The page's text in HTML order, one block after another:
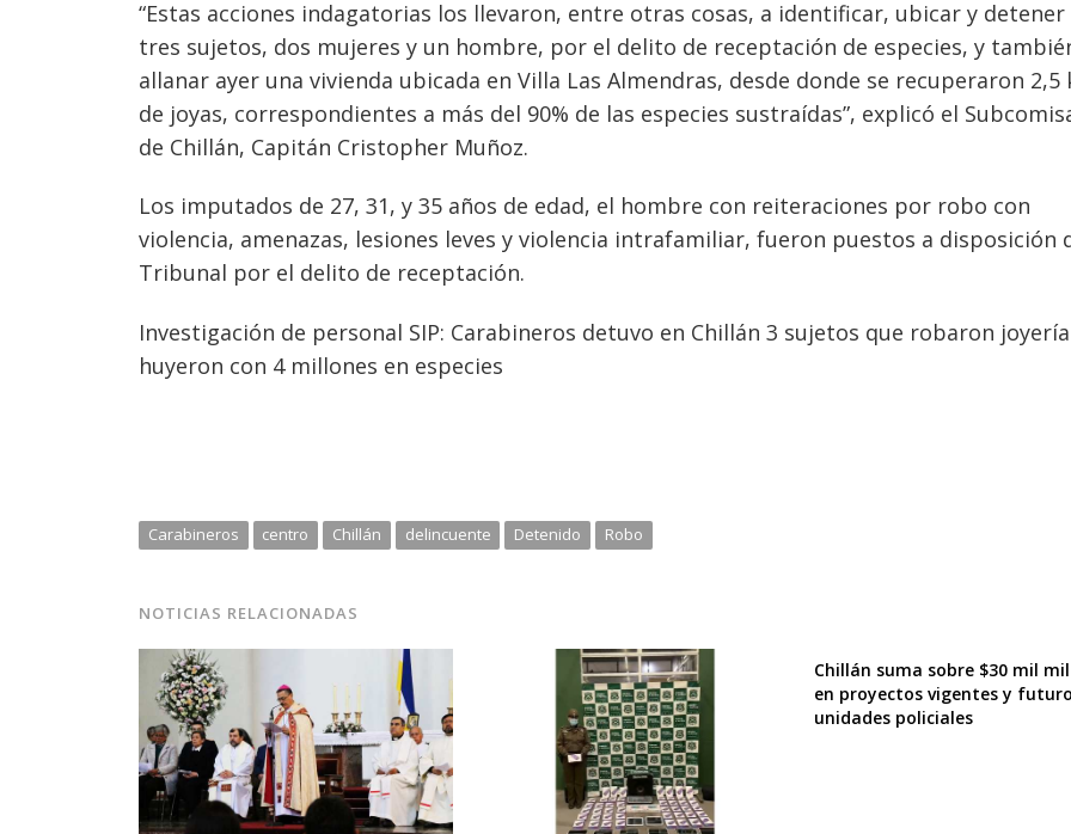
“Estas acciones indagatorias los llevaron, entre otras cosas, a identificar, ubicar y detener
tres sujetos, dos mujeres y un hombre, por el delito de receptación de especies, y
allanar ayer una vivienda ubicada en Villa Las Almendras, desde donde se recuperaron 2,5
de joyas, correspondientes a más del 90% de las especies sustraídas”, explicó el
de Chillán, Capitán Cristopher Muñoz.
Los imputados de 27, 31, y 35 años de edad, el hombre con reiteraciones por robo con
violencia, amenazas, lesiones leves y violencia intrafamiliar, fueron puestos a disposición
Tribunal por el delito de receptación.
Investigación de personal SIP: Carabineros detuvo en Chillán 3 sujetos que robaron
huyeron con 4 millones en especies
Carabineros centro Chillán delincuente Detenido Robo
NOTICIAS RELACIONADAS
Chillán suma sobre $30 mil
en proyectos vigentes y
unidades policiales